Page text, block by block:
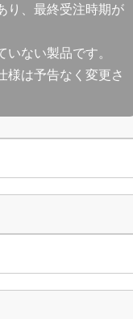
り、最終受注時期が
ない製品です。
様は予告なく変更さ